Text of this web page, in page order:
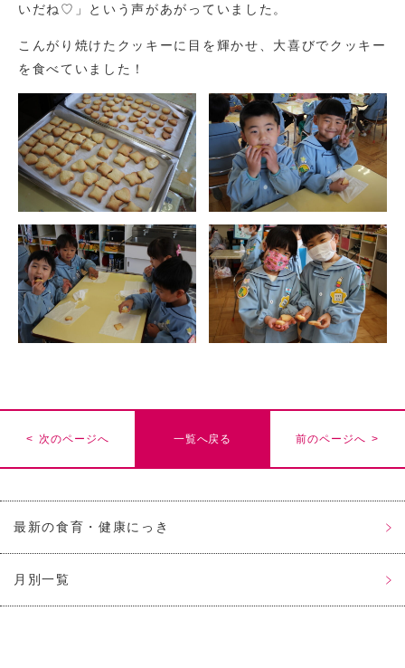
最新の食育・健康にっき
月別一覧
いだね♡」という声があがっていました。
こんがり焼けたクッキーに目を輝かせ、大喜びでクッキー
を食べていました！
< 次のページへ 一覧へ戻る 前のページへ >